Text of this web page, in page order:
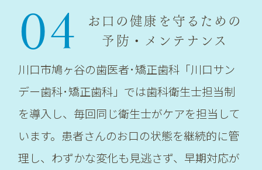
04
お口の健康を守るための
予防・メンテナンス
川口市鳩ヶ谷の歯医者･矯正歯科「川口サン
デー歯科･矯正歯科」では歯科衛生士担当制
を導入し、毎回同じ衛生士がケアを担当して
います。患者さんのお口の状態を継続的に管
理し、わずかな変化も見逃さず、早期対応が